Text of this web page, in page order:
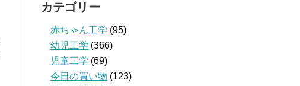
カテゴリー
赤ちゃん工学 (95)
幼児工学 (366)
児童工学 (69)
今日の買い物 (123)